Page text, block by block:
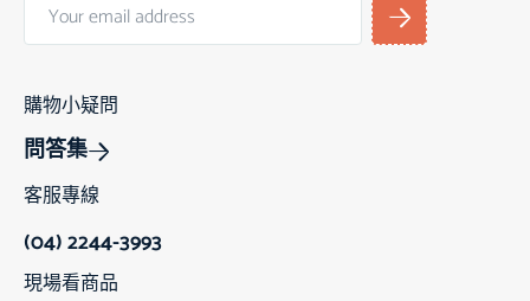
購物小疑問
問答集
客服專線
(04) 2244-3993
現場看商品